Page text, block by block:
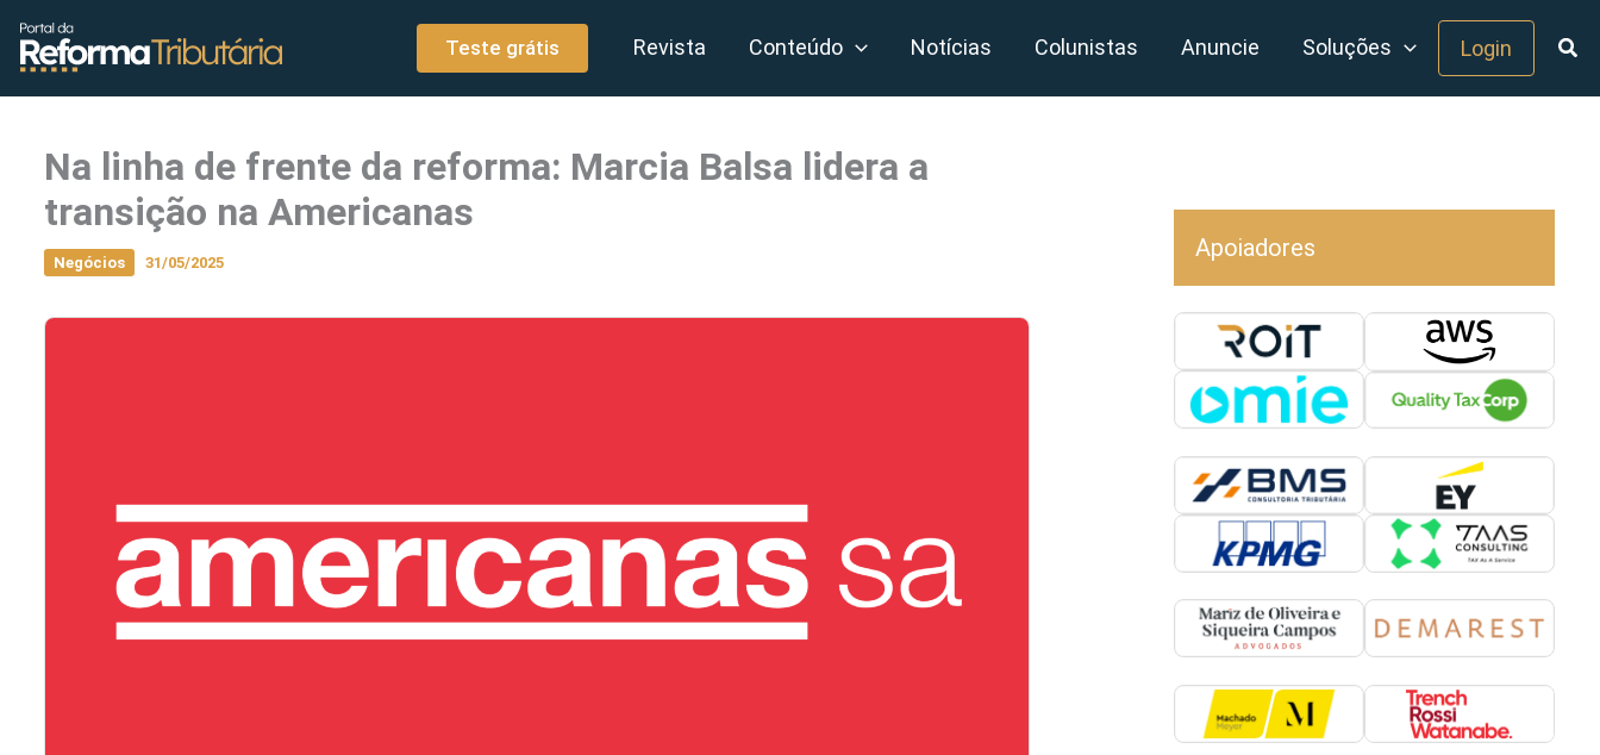
conteúdo
Teste grátis Revista Conteúdo Notícias Colunistas Anuncie Soluções Login
Na linha de frente da reforma: Marcia Balsa lidera a
transição na Americanas
Negócios 31/05/2025
Apoiadores